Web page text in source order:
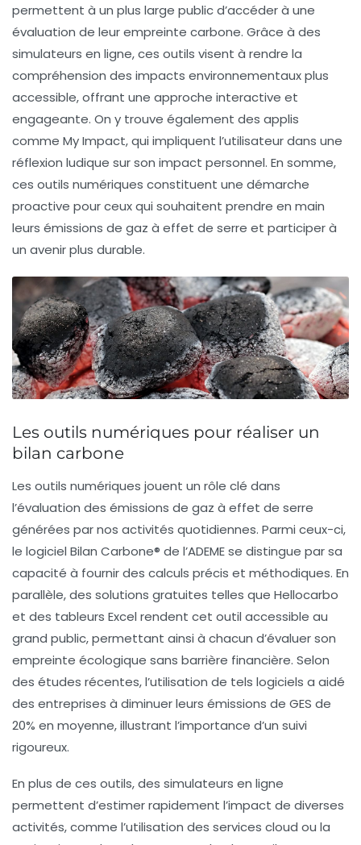
permettent à un plus large public d’accéder à une
évaluation de leur empreinte carbone. Grâce à des
simulateurs en ligne, ces outils visent à rendre la
compréhension des impacts environnementaux plus
accessible, offrant une approche interactive et
engageante. On y trouve également des applis
comme My Impact, qui impliquent l’utilisateur dans une
réflexion ludique sur son impact personnel. En somme,
ces outils numériques constituent une démarche
proactive pour ceux qui souhaitent prendre en main
leurs émissions de gaz à effet de serre et participer à
un avenir plus durable.
Les outils numériques pour réaliser un
bilan carbone
Les outils numériques jouent un rôle clé dans
l’évaluation des émissions de gaz à effet de serre
générées par nos activités quotidiennes. Parmi ceux-ci,
le logiciel Bilan Carbone® de l’ADEME se distingue par sa
capacité à fournir des calculs précis et méthodiques. En
parallèle, des solutions gratuites telles que Hellocarbo
et des tableurs Excel rendent cet outil accessible au
grand public, permettant ainsi à chacun d’évaluer son
empreinte écologique sans barrière financière. Selon
des études récentes, l’utilisation de tels logiciels a aidé
des entreprises à diminuer leurs émissions de GES de
20% en moyenne, illustrant l’importance d’un suivi
rigoureux.
En plus de ces outils, des simulateurs en ligne
permettent d’estimer rapidement l’impact de diverses
activités, comme l’utilisation des services cloud ou la